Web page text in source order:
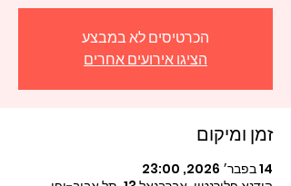
הכרטיסים לא במבצע
הציגו אירועים אחרים
זמן ומיקום
14 בפבר׳ 2026, 23:00